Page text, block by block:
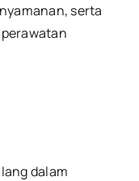
serta
dalam